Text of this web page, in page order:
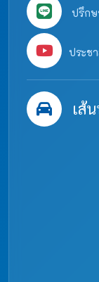
ปรึกษ
ประช
เส้